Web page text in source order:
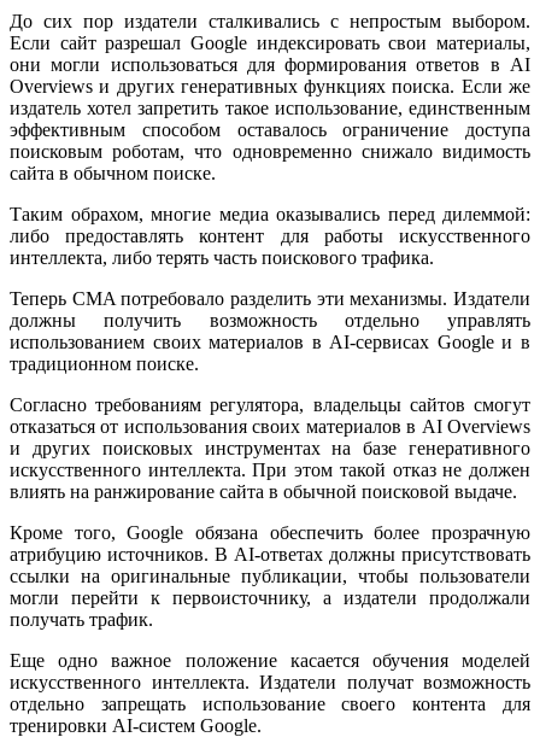
До сих пор издатели сталкивались с непростым выбором.
Если сайт разрешал Google индексировать свои материалы,
они могли использоваться для формирования ответов в AI
Overviews и других генеративных функциях поиска. Если же
издатель хотел запретить такое использование, единственным
эффективным способом оставалось ограничение доступа
поисковым роботам, что одновременно снижало видимость
сайта в обычном поиске.
Таким обрахом, многие медиа оказывались перед дилеммой:
либо предоставлять контент для работы искусственного
интеллекта, либо терять часть поискового трафика.
Теперь CMA потребовало разделить эти механизмы. Издатели
должны получить возможность отдельно управлять
использованием своих материалов в AI-сервисах Google и в
традиционном поиске.
Согласно требованиям регулятора, владельцы сайтов смогут
отказаться от использования своих материалов в AI Overviews
и других поисковых инструментах на базе генеративного
искусственного интеллекта. При этом такой отказ не должен
влиять на ранжирование сайта в обычной поисковой выдаче.
Кроме того, Google обязана обеспечить более прозрачную
атрибуцию источников. В AI-ответах должны присутствовать
ссылки на оригинальные публикации, чтобы пользователи
могли перейти к первоисточнику, а издатели продолжали
получать трафик.
Еще одно важное положение касается обучения моделей
искусственного интеллекта. Издатели получат возможность
отдельно запрещать использование своего контента для
тренировки AI-систем Google.